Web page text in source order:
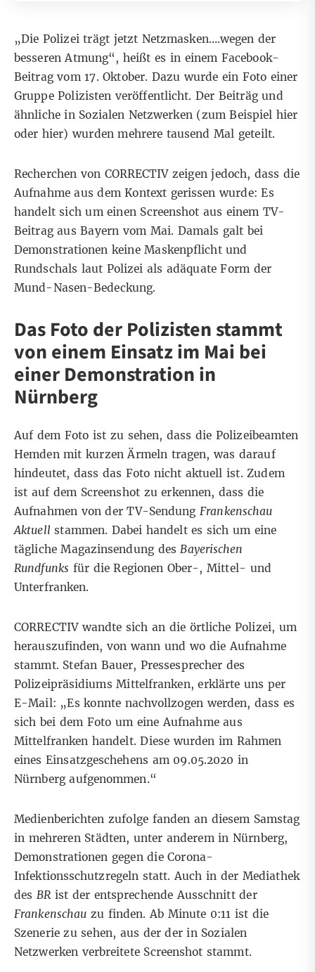
„Die Polizei trägt jetzt Netzmasken….wegen der
besseren Atmung“, heißt es in einem Facebook-
Beitragvom 17. Oktober. Dazu wurde ein Foto einer
Gruppe Polizisten veröffentlicht. Der Beiträg und
ähnliche in Sozialen Netzwerken (zum Beispiel hier
oderhier) wurden mehrere tausend Mal geteilt.
Recherchen von CORRECTIV zeigen jedoch, dass die
Aufnahme aus dem Kontext gerissen wurde: Es
handelt sich um einen Screenshot aus einem TV-
Beitrag aus Bayern vom Mai. Damals galt bei
Demonstrationen keine Maskenpflicht und
Rundschals laut Polizei als adäquate Form der
Mund-Nasen-Bedeckung.
Das Foto der Polizisten stammt
von einem Einsatz im Mai bei
einer Demonstration in
Nürnberg
Auf dem Foto ist zu sehen, dass die Polizeibeamten
Hemden mit kurzen Ärmeln tragen, was darauf
hindeutet, dass das Foto nicht aktuell ist. Zudem
ist auf dem Screenshot zu erkennen, dass die
Aufnahmen von der TV-SendungFrankenschau
Aktuellstammen. Dabei handelt es sich um eine
tägliche MagazinsendungdesBayerischen
Rundfunks für die Regionen Ober-, Mittel- und
Unterfranken.
CORRECTIV wandte sich an die örtliche Polizei, um
herauszufinden, von wann und wo die Aufnahme
stammt. Stefan Bauer, Pressesprecher des
Polizeipräsidiums Mittelfranken, erklärte uns per
E-Mail: „Es konnte nachvollzogen werden, dass es
sich bei dem Foto um eine Aufnahme aus
Mittelfranken handelt. Diese wurden im Rahmen
eines Einsatzgeschehens am 09.05.2020 in
Nürnberg aufgenommen.“
Medienberichten zufolge fanden an diesem Samstag
in mehreren Städten, unter anderem in Nürnberg,
Demonstrationen gegen die Corona-
Infektionsschutzregeln statt. Auch in der Mediathek
des BR ist der entsprechende Ausschnitt der
Frankenschau zu finden.Ab Minute 0:11 ist die
Szeneriezu sehen, aus der der in Sozialen
Netzwerken verbreitete Screenshot stammt.